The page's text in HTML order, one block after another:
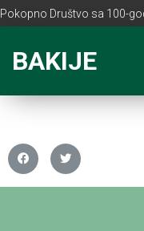
Pokopno Društvo sa 100-
BAKIJE